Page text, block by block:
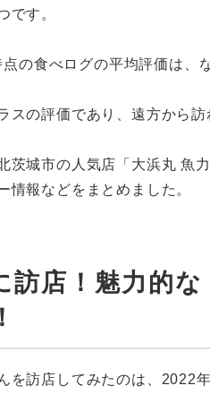
です。
の食べログの平均評価は、
スの評価であり、遠方から
茨城市の人気店「大浜丸 魚
情報などをまとめました。
訪店！魅力的
を訪店してみたのは、2022